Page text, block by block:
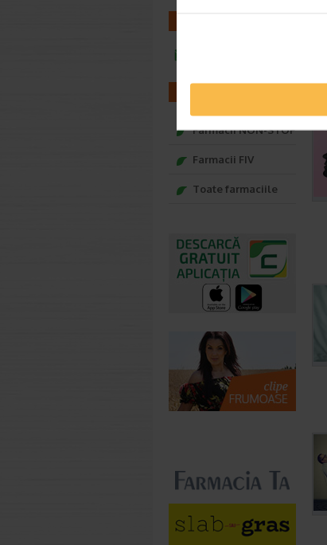
Farmacii NON-STOP
Farmacii FIV
Toate farmaciile